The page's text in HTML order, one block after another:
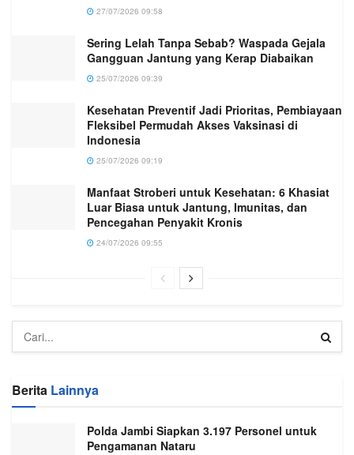
27/07/2026 09:58
Sering Lelah Tanpa Sebab? Waspada Gejala
Gangguan Jantung yang Kerap Diabaikan
25/07/2026 09:39
Kesehatan Preventif Jadi Prioritas, Pembiayaan
Fleksibel Permudah Akses Vaksinasi di
Indonesia
25/07/2026 09:19
Manfaat Stroberi untuk Kesehatan: 6 Khasiat
Luar Biasa untuk Jantung, Imunitas, dan
Pencegahan Penyakit Kronis
24/07/2026 09:55
Berita Lainnya
Polda Jambi Siapkan 3.197 Personel untuk
Pengamanan Nataru